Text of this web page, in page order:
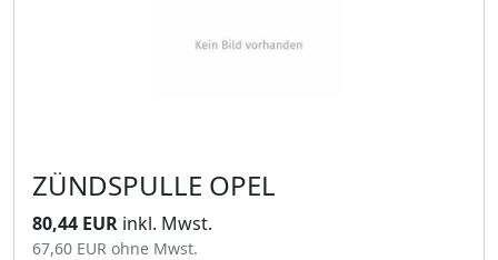
ZÜNDSPULLE OPEL
80,44 EUR inkl. Mwst.
67,60 EUR ohne Mwst.